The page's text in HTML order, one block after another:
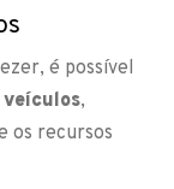
é possível
,
os recursos